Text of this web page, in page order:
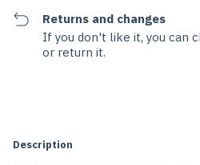
Returns and changes
If you don't like it, you can
or return it.
Description